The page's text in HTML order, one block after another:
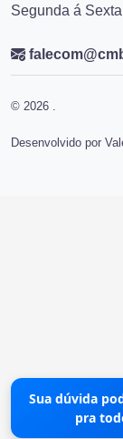
Segunda á
© 2026 .
Desenvolvido por
Sua dúvida
pra